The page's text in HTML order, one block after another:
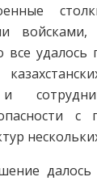
удалось
и
с
далось